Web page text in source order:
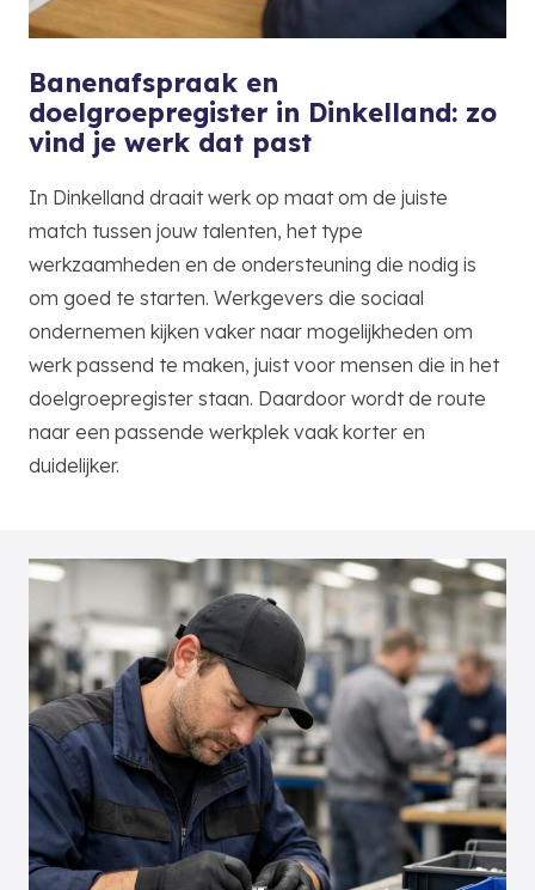
Banenafspraak en
doelgroepregister in Dinkelland: zo
vind je werk dat past
In Dinkelland draait werk op maat om de juiste
match tussen jouw talenten, het type
werkzaamheden en de ondersteuning die nodig is
om goed te starten. Werkgevers die sociaal
ondernemen kijken vaker naar mogelijkheden om
werk passend te maken, juist voor mensen die in het
doelgroepregister staan. Daardoor wordt de route
naar een passende werkplek vaak korter en
duidelijker.